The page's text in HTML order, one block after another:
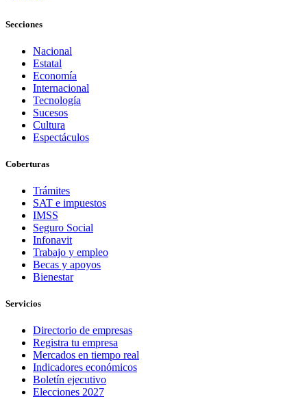
Secciones
Nacional
Estatal
Economía
Internacional
Tecnología
Sucesos
Cultura
Espectáculos
Coberturas
Trámites
SAT e impuestos
IMSS
Seguro Social
Infonavit
Trabajo y empleo
Becas y apoyos
Bienestar
Servicios
Directorio de empresas
Registra tu empresa
Mercados en tiempo real
Indicadores económicos
Boletín ejecutivo
Elecciones 2027